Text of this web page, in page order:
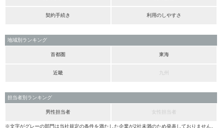
契約手続き 利用のしやすさ
地域別ランキング
首都圏 東海
近畿 九州
担当者別ランキング
男性担当者 女性担当者
※文字がグレーの部門は当社規定の条件を満たした企業が2社未満のため発表しておりません。